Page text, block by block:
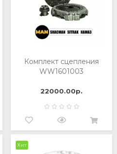
Комплект сцепления
WW1601003
22000.00р.
Хит